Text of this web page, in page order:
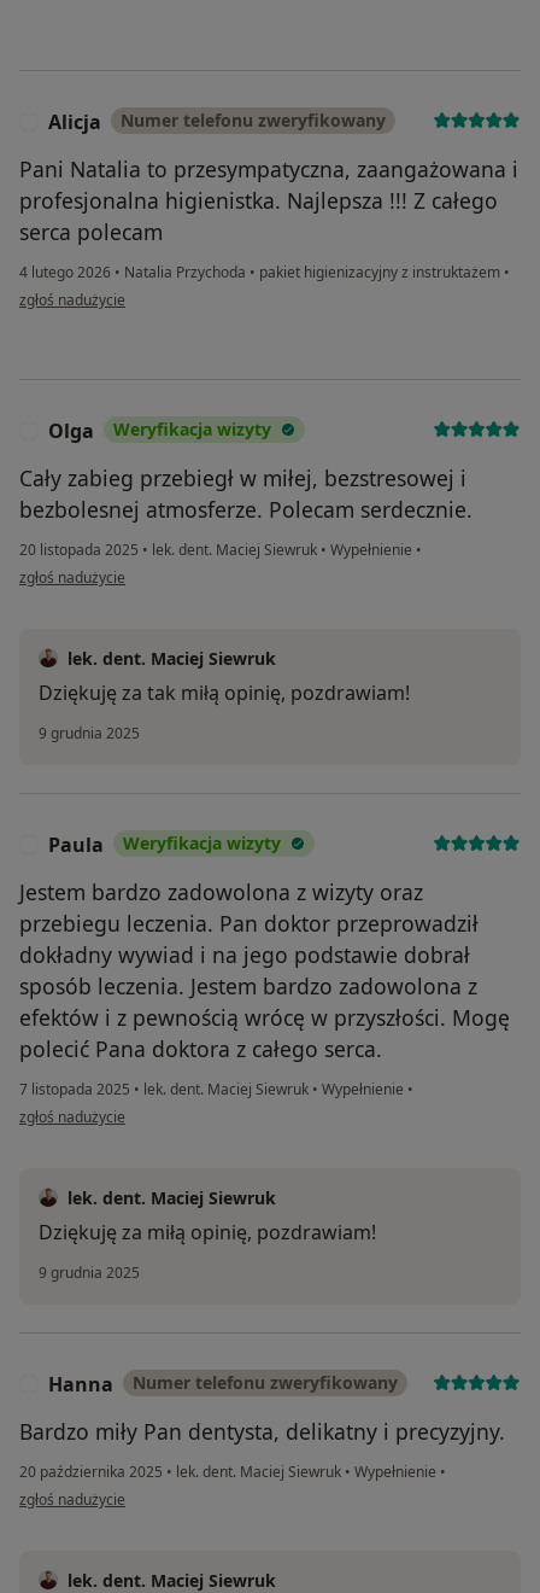
Alicja Numer telefonu zweryfikowany
Pani Natalia to przesympatyczna, zaangażowana i
profesjonalna higienistka. Najlepsza !!! Z całego
serca polecam
4 lutego 2026 • Natalia Przychoda • pakiet higienizacyjny z instruktażem •
w opinii użytkownika Alicja
zgłoś nadużycie
Olga Weryfikacja wizyty
Cały zabieg przebiegł w miłej, bezstresowej i
bezbolesnej atmosferze. Polecam serdecznie.
20 listopada 2025 • lek. dent. Maciej Siewruk • Wypełnienie •
w opinii użytkownika Olga
zgłoś nadużycie
lek. dent. Maciej Siewruk
Dziękuję za tak miłą opinię, pozdrawiam!
9 grudnia 2025
Paula Weryfikacja wizyty
Jestem bardzo zadowolona z wizyty oraz
przebiegu leczenia. Pan doktor przeprowadził
dokładny wywiad i na jego podstawie dobrał
sposób leczenia. Jestem bardzo zadowolona z
efektów i z pewnością wrócę w przyszłości. Mogę
polecić Pana doktora z całego serca.
7 listopada 2025 • lek. dent. Maciej Siewruk • Wypełnienie •
w opinii użytkownika Paula
zgłoś nadużycie
lek. dent. Maciej Siewruk
Dziękuję za miłą opinię, pozdrawiam!
9 grudnia 2025
Hanna Numer telefonu zweryfikowany
Bardzo miły Pan dentysta, delikatny i precyzyjny.
20 października 2025 • lek. dent. Maciej Siewruk • Wypełnienie •
w opinii użytkownika Hanna
zgłoś nadużycie
lek. dent. Maciej Siewruk